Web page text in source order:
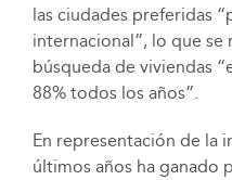
las ciudades preferidas
internacional”, lo que se
búsqueda de viviendas
88% todos los años”.
En representación de la
últimos años ha ganado